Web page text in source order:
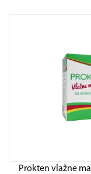
Prokten vlažne